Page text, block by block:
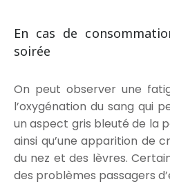
En cas de
soirée
On peut observer une
l’oxygénation du sang qui
un aspect gris bleuté de la
ainsi qu’une apparition de
du nez et des lèvres.
des problèmes passagers